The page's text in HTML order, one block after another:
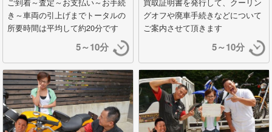
ご到着～査定～お支払い～お手続
き～車両の引上げまでトータルの
所要時間は平均して約20分です
5～10分
買取証明書を発行して、クーリン
グオフや廃車手続きなどについて
ご案内させて頂きます
5～10分